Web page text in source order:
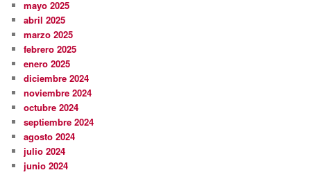
mayo 2025
abril 2025
marzo 2025
febrero 2025
enero 2025
diciembre 2024
noviembre 2024
octubre 2024
septiembre 2024
agosto 2024
julio 2024
junio 2024